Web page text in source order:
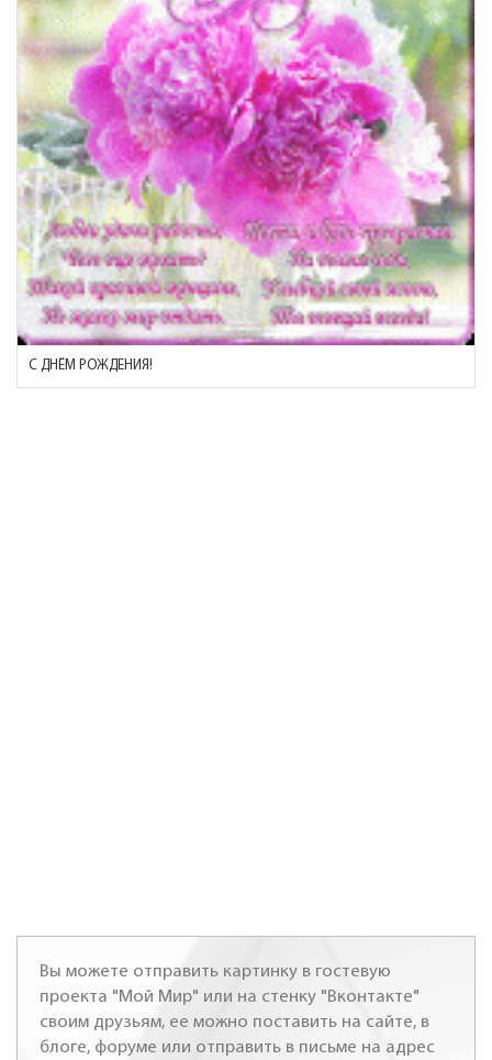
С ДНЁМ РОЖДЕНИЯ!
Вы можете отправить картинку в гостевую
проекта "Мой Мир" или на стенку "Вконтакте"
своим друзьям, ее можно поставить на сайте, в
блоге, форуме или отправить в письме на адрес